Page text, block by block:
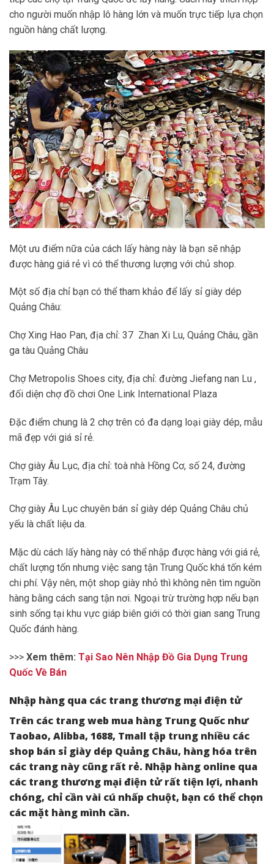
cho người muốn nhập lô hàng lớn và muốn trực tiếp lựa chọn
nguồn hàng chất lượng.
Một ưu điểm nữa của cách lấy hàng này là bạn sẽ nhập
được hàng giá rẻ vì có thể thương lượng với chủ shop.
Một số địa chỉ bạn có thể tham khảo để lấy sỉ giày dép
Quảng Châu:
Chợ Xing Hao Pan, địa chỉ: 37 Zhan Xi Lu, Quảng Châu, gần
ga tàu Quảng Châu
Chợ Metropolis Shoes city, địa chỉ: đường Jiefang nan Lu ,
đối diện chợ đồ chơi One Link International Plaza
Đặc điểm chung là 2 chợ trên có đa dạng loại giày dép, mẫu
mã đẹp với giá sỉ rẻ.
Chợ giày Âu Lục, địa chỉ: toà nhà Hồng Cơ, số 24, đường
Trạm Tây.
Chợ giày Âu Lục chuyên bán sỉ giày dép Quảng Châu chủ
yếu là chất liệu da.
Mặc dù cách lấy hàng này có thể nhập được hàng với giá rẻ,
chất lượng tốn nhưng việc sang tận Trung Quốc khá tốn kém
chi phí. Vậy nên, một shop giày nhỏ thì không nên tìm nguồn
hàng bằng cách sang tận nơi. Ngoại trừ trường hợp nếu bạn
sinh sống tại khu vực giáp biên giới có thời gian sang Trung
Quốc đánh hàng.
>>> Xem thêm: Tại Sao Nên Nhập Đồ Gia Dụng Trung
Quốc Về Bán
Nhập hàng qua các trang thương mại điện tử
Trên các trang web mua hàng Trung Quốc như
Taobao, Alibba, 1688, Tmall tập trung nhiều các
shop bán sỉ giày dép Quảng Châu, hàng hóa trên
các trang này cũng rất rẻ. Nhập hàng online qua
các trang thương mại điện tử rất tiện lợi, nhanh
chóng, chỉ cần vài cú nhấp chuột, bạn có thể chọn
các mặt hàng mình cần.